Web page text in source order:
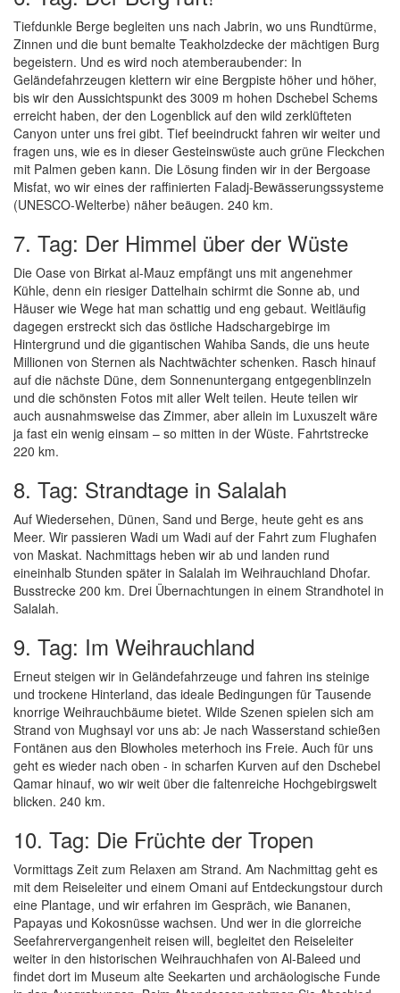
Tiefdunkle Berge begleiten uns nach Jabrin, wo uns Rundtürme,
Zinnen und die bunt bemalte Teakholzdecke der mächtigen Burg
begeistern. Und es wird noch atemberaubender: In
Geländefahrzeugen klettern wir eine Bergpiste höher und höher,
bis wir den Aussichtspunkt des 3009 m hohen Dschebel Schems
erreicht haben, der den Logenblick auf den wild zerklüfteten
Canyon unter uns frei gibt. Tief beeindruckt fahren wir weiter und
fragen uns, wie es in dieser Gesteinswüste auch grüne Fleckchen
mit Palmen geben kann. Die Lösung finden wir in der Bergoase
Misfat, wo wir eines der raffinierten Faladj-Bewässerungssysteme
(UNESCO-Welterbe) näher beäugen. 240 km.
7. Tag: Der Himmel über der Wüste
Die Oase von Birkat al-Mauz empfängt uns mit angenehmer
Kühle, denn ein riesiger Dattelhain schirmt die Sonne ab, und
Häuser wie Wege hat man schattig und eng gebaut. Weitläufig
dagegen erstreckt sich das östliche Hadschargebirge im
Hintergrund und die gigantischen Wahiba Sands, die uns heute
Millionen von Sternen als Nachtwächter schenken. Rasch hinauf
auf die nächste Düne, dem Sonnenuntergang entgegenblinzeln
und die schönsten Fotos mit aller Welt teilen. Heute teilen wir
auch ausnahmsweise das Zimmer, aber allein im Luxuszelt wäre
ja fast ein wenig einsam – so mitten in der Wüste. Fahrtstrecke
220 km.
8. Tag: Strandtage in Salalah
Auf Wiedersehen, Dünen, Sand und Berge, heute geht es ans
Meer. Wir passieren Wadi um Wadi auf der Fahrt zum Flughafen
von Maskat. Nachmittags heben wir ab und landen rund
eineinhalb Stunden später in Salalah im Weihrauchland Dhofar.
Busstrecke 200 km. Drei Übernachtungen in einem Strandhotel in
Salalah.
9. Tag: Im Weihrauchland
Erneut steigen wir in Geländefahrzeuge und fahren ins steinige
und trockene Hinterland, das ideale Bedingungen für Tausende
knorrige Weihrauchbäume bietet. Wilde Szenen spielen sich am
Strand von Mughsayl vor uns ab: Je nach Wasserstand schießen
Fontänen aus den Blowholes meterhoch ins Freie. Auch für uns
geht es wieder nach oben - in scharfen Kurven auf den Dschebel
Qamar hinauf, wo wir weit über die faltenreiche Hochgebirgswelt
blicken. 240 km.
10. Tag: Die Früchte der Tropen
Vormittags Zeit zum Relaxen am Strand. Am Nachmittag geht es
mit dem Reiseleiter und einem Omani auf Entdeckungstour durch
eine Plantage, und wir erfahren im Gespräch, wie Bananen,
Papayas und Kokosnüsse wachsen. Und wer in die glorreiche
Seefahrervergangenheit reisen will, begleitet den Reiseleiter
weiter in den historischen Weihrauchhafen von Al-Baleed und
findet dort im Museum alte Seekarten und archäologische Funde